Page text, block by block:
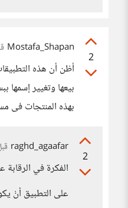
2
Mostafa_Shapan
بيعها وتغيير
بهذه المنتجات فى
2
raghd_agaafar
الفكرة في
على التطبيق أنْ